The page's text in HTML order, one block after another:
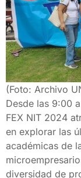
(Foto: Archivo
Desde las 9:00
FEX NIT 2024
en explorar las
académicas de
diversidad de